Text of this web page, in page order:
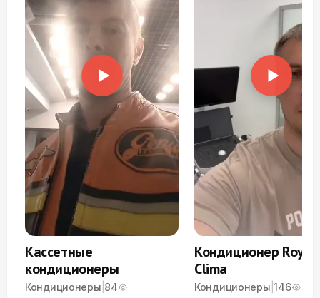
Кассетные
кондиционеры
Кондиционеры 84
Кондиционер Royal
Clima
Кондиционеры |146